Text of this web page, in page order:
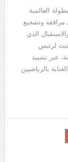
العالمية
وتشجيع
الذي
لرئيس
عبر تشييد
بالرياضيين